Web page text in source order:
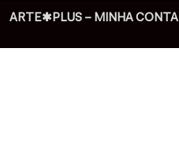
ARTE✱PLUS – MINHA CONTA